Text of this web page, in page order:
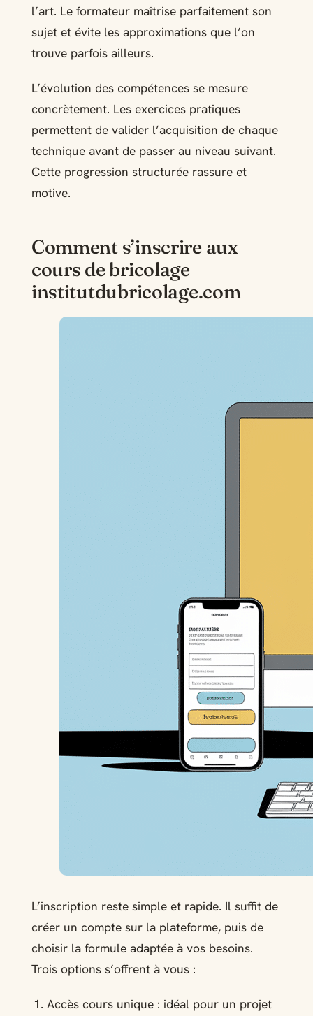
l’art. Le formateur maîtrise parfaitement son
sujet et évite les approximations que l’on
trouve parfois ailleurs.
L’évolution des compétences se mesure
concrètement. Les exercices pratiques
permettent de valider l’acquisition de chaque
technique avant de passer au niveau suivant.
Cette progression structurée rassure et
motive.
Comment s’inscrire aux
cours de bricolage
institutdubricolage.com
L’inscription reste simple et rapide. Il suffit de
créer un compte sur la plateforme, puis de
choisir la formule adaptée à vos besoins.
Trois options s’offrent à vous :
Accès cours unique : idéal pour un projet